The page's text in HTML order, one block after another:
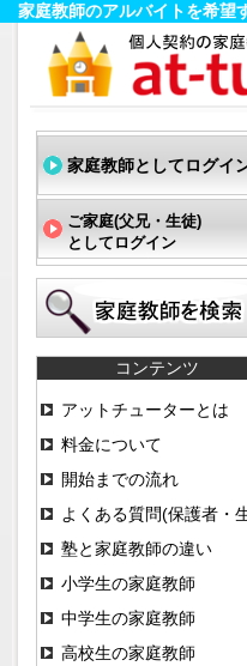
家庭教師のアルバイトを希望
家庭教師としてログイ
ご家庭(父兄・生徒)
としてログイン
コンテンツ
アットチューターとは
料金について
開始までの流れ
よくある質問(保護者・
塾と家庭教師の違い
小学生の家庭教師
中学生の家庭教師
高校生の家庭教師